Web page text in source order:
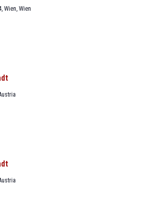
Wien, Wien